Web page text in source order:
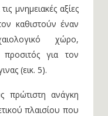
μνημειακές αξίες
καθιστούν έναν
χώρο,
προσιτός για τον
(εικ. 5).
πρώτιστη ανάγκη
πλαισίου που